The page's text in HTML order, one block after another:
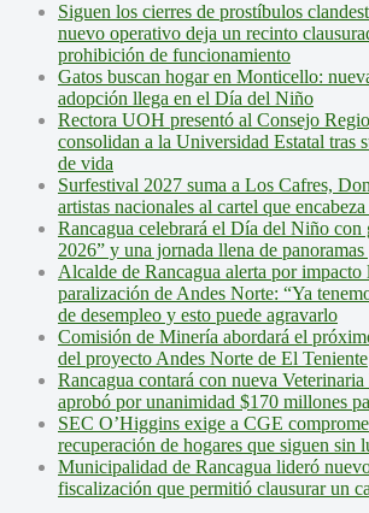
Siguen los cierres de prostíbulos
nuevo operativo deja un recinto
prohibición de funcionamiento
Gatos buscan hogar en Monticello:
adopción llega en el Día del Niño
Rectora UOH presentó al Consejo
consolidan a la Universidad Estatal tras
de vida
Surfestival 2027 suma a Los Cafres,
artistas nacionales al cartel que
Rancagua celebrará el Día del Niño
2026” y una jornada llena de
Alcalde de Rancagua alerta por impacto
paralización de Andes Norte: “Ya
de desempleo y esto puede agravarlo
Comisión de Minería abordará el
del proyecto Andes Norte de El Teniente
Rancagua contará con nueva
aprobó por unanimidad $170 millones
SEC O’Higgins exige a CGE
recuperación de hogares que siguen sin
Municipalidad de Rancagua lideró
fiscalización que permitió clausurar un